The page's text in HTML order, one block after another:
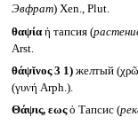
Эвфрат) Xen., Plut.
θαψία ἡ тапсия (
Arst.
θάψῐνος 3 1)желтый
(γυνή Arph.).
Θάψις, εωςὁ Тапсис (